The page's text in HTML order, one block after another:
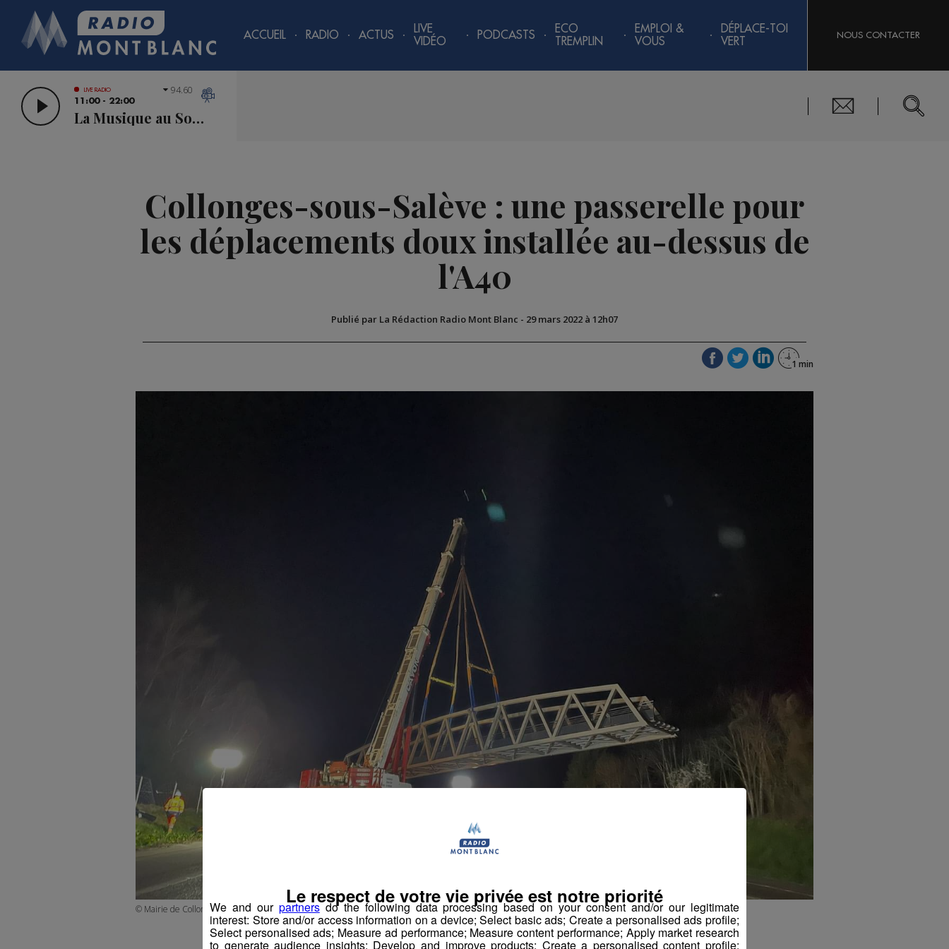
ACCUEIL RADIO ACTUS
LIVE
VIDÉO
PODCASTS
ECO
TREMPLIN
EMPLOI &
VOUS
DÉPLACE-TOI
VERT
NOUS CONTACTER
LIVE RADIO
11:00 - 22:00
La Musique au Sommet
94.60
Collonges-sous-Salève : une passerelle pour
les déplacements doux installée au-dessus de
l'A40
Publié par La Rédaction Radio Mont Blanc - 29 mars 2022 à 12h07
© Mairie de CollongesWe and our partnersdo the following data processing based on your consent and/or our legitimate
interest: Store and/or access information on a device; Select basic ads; Create a personalised ads profile;
Select personalised ads; Measure ad performance; Measure content performance; Apply market research
to generate audience insights; Develop and improve products; Create a personalised content profile;
Le respect de votre vie privée est notre priorité